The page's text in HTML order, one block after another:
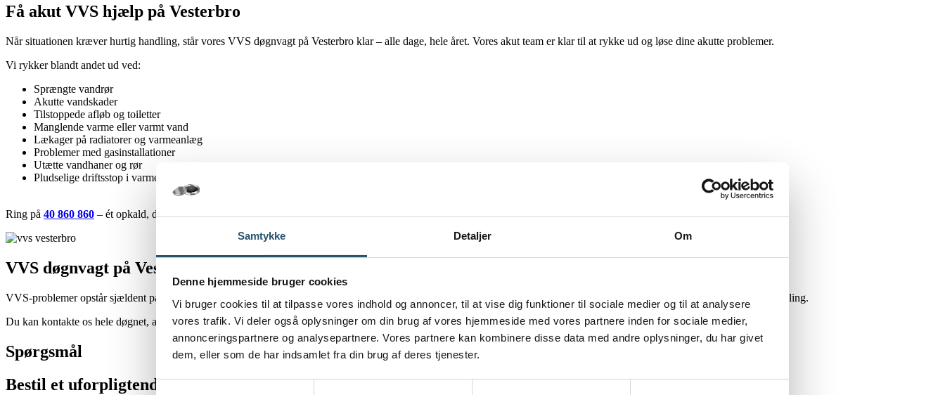
Samtykke Detaljer Om
Denne hjemmeside bruger cookies
Vi bruger cookies til at tilpasse vores indhold og annoncer, til at vise dig funktioner til sociale medier og til at analysere
vores trafik. Vi deler også oplysninger om din brug af vores hjemmeside med vores partnere inden for sociale medier,
annonceringspartnere og analysepartnere. Vores partnere kan kombinere disse data med andre oplysninger, du har givet
dem, eller som de har indsamlet fra din brug af deres tjenester.
Få akut VVS hjælp på Vesterbro
Når situationen kræver hurtig handling, står vores VVS døgnvagt på Vesterbro klar – alle dage, hele året. Vores akut team er klar til at rykke ud og løse dine akutte problemer.
Vi rykker blandt andet ud ved:
Sprængte vandrør
Akutte vandskader
Tilstoppede afløb og toiletter
Manglende varme eller varmt vand
Lækager på radiatorer og varmeanlæg
Problemer med gasinstallationer
Utætte vandhaner og rør
Pludselige driftsstop i varmesystemet
Ring på 40 860 860 – ét opkald, direkte kontakt.
VVS døgnvagt på Vesterbro – 24/7
VVS-problemer opstår sjældent på tidspunkter, der passer ind i hverdagen. Derfor tilbyder vi VVS-døgnvagt på Vesterbro, så du kan få hjælp, når situationen kræver hurtig handling.
Du kan kontakte os hele døgnet, alle årets dage. Ring til vores døgnservice på40 860 860, når behovet opstår.
Spørgsmål
Bestil et uforpligtende tilbud